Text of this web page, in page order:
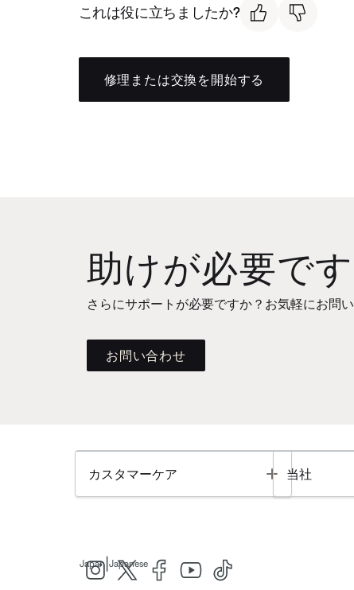
これは役に立ちましたか?
修理または交換を開始する
助けが必要で
さらにサポートが必要ですか？お気軽にお問い
お問い合わせ
カスタマーケア Toggle
当社
Japan Japanese